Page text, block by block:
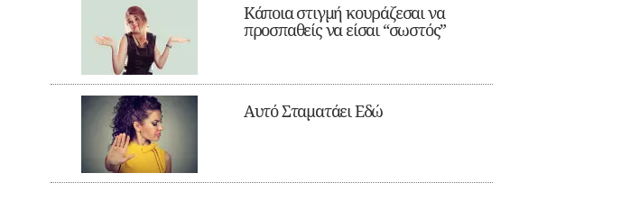
Κάποια στιγμή κουράζεσαι να
προσπαθείς να είσαι “σωστός”
Αυτό Σταματάει Εδώ